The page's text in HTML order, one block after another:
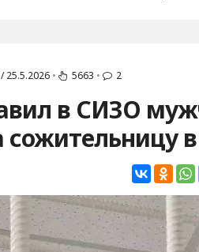
25.5.2026 • 5663 • 2
в СИЗО